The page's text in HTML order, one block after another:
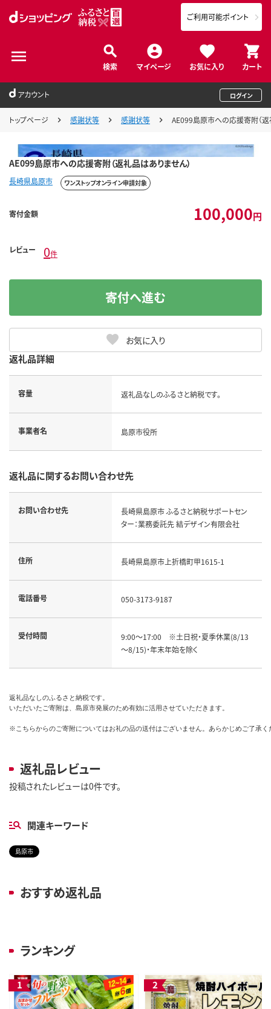
検索 マイページ お気に入り カート
ご利用可能ポイント
アカウント ログイン
トップページ 感謝状等 感謝状等 AE099島原市への応援寄附（返
AE099島原市への応援寄附（返礼品はありません）
長崎県島原市 ワンストップオンライン申請対象
寄付金額 100,000円
レビュー 0件
お気に入り
寄付へ進む
返礼品詳細
容量 返礼品なしのふるさと納税です。
事業者名 島原市役所
返礼品に関するお問い合わせ先
お問い合わせ先
長崎県島原市 ふるさと納税サポートセン
ター：業務委託先 結デザイン有限会社
住所 長崎県島原市上折橋町甲1615-1
電話番号 050-3173-9187
受付時間
9:00～17:00　※土日祝・夏季休業(8/13
～8/15)・年末年始を除く
返礼品なしのふるさと納税です。
いただいたご寄附は、島原市発展のため有効に活用させていただきます。
※こちらからのご寄附についてはお礼の品の送付はございません。あらかじめご了承く
返礼品レビュー
投稿されたレビューは0件です。
関連キーワード
島原市
おすすめ返礼品
ランキング